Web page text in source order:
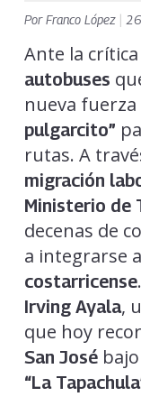
PorFranco López
Ante la
autobuses
nueva
pulgarcito”
rutas. A
migración
Ministerio de
decenas de
a integrarse
costarricense
Irving Ayala,
que hoy
San Josébajo
“La